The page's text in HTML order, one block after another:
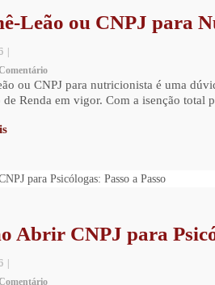
Leão ou CNPJ para
ou CNPJ para nutricionista é uma
de Renda em vigor. Com a isenção total
Abrir CNPJ para
|